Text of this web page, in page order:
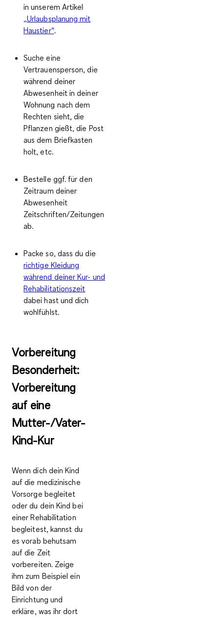
in unserem Artikel
„Urlaubsplanung mit
Haustier“.
Suche eine
Vertrauensperson, die
während deiner
Abwesenheitin deiner
Wohnung nach dem
Rechten sieht, die
Pflanzen gießt, die Post
aus dem Briefkasten
holt, etc.
Bestelle ggf. für den
Zeitraum deiner
Abwesenheit
Zeitschriften/Zeitungen
ab.
Packe so, dass du die
richtige Kleidung
während deiner Kur- und
Rehabilitationszeit
dabei hast und dich
wohlfühlst.
Vorbereitung
Besonderheit:
Vorbereitung
auf eine
Mutter-/Vater-
Kind-Kur
Wenn dich dein Kind
auf die medizinische
Vorsorge begleitet
oder du dein Kind bei
einer Rehabilitation
begleitest, kannst du
es vorab behutsam
auf die Zeit
vorbereiten. Zeige
ihm zum Beispiel ein
Bild von der
Einrichtung und
erkläre, was ihr dort